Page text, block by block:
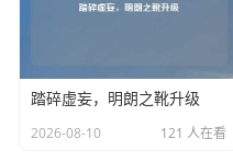
踏碎虚妄，明朗之靴升级
2026-08-10 121 人在看